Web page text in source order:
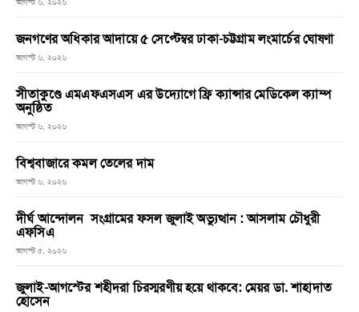
জনগণের অধিকার আদায়ে ৫ সেপ্টেম্বর ঢাকা-চট্টগ্রাম লংমার্চের ঘোষণা
আগস্ট ৬, ২০২৬
সীতাকুণ্ডে এমএফএসএস এর উদ্যোগে ফ্রি ক্যান্সার মেডিকেল ক্যাম্প
অনুষ্ঠিত
আগস্ট ৬, ২০২৬
বিশ্ববাজারে কমল তেলের দাম
আগস্ট ৬, ২০২৬
দীর্ঘ আন্দোলন সংগ্রামের ফসল জুলাই অভ্যুত্থান : আসলাম চৌধুরী
এফসিএ
আগস্ট ৫, ২০২৬
জুলাই-আগস্টের শহীদরা চিরস্মরণীয় হয়ে থাকবে: মেয়র ডা. শাহাদাত
হোসেন